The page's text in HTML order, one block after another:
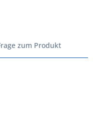
zum Produkt